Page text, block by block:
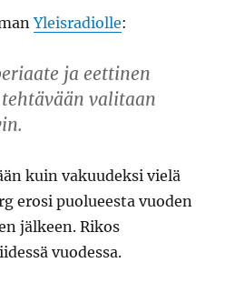
Yleisradiolle:
ja eettinen
valitaan
kuin vakuudeksi vielä
erosi puolueesta vuoden
jälkeen. Rikos
vuodessa.